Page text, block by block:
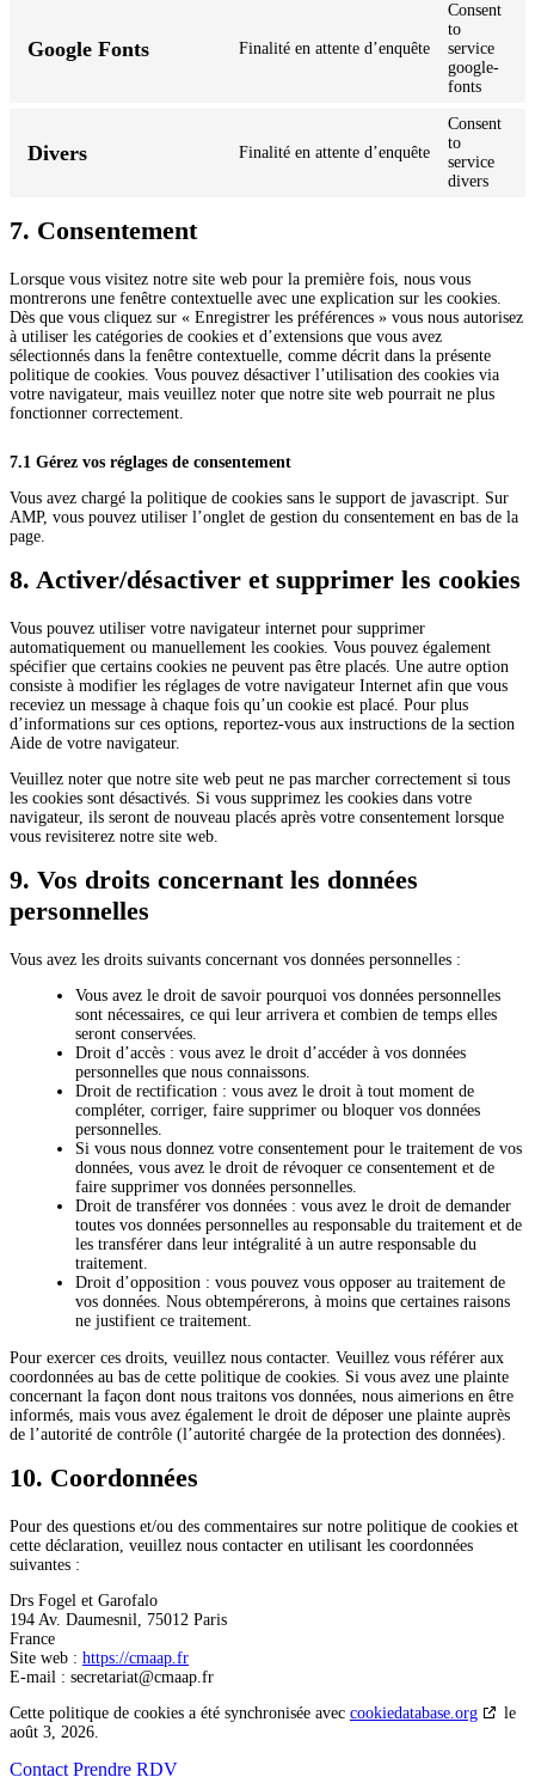
Google Fonts Finalité en attente d’enquête
Consent
to
service
google-
fonts
Divers Finalité en attente d’enquête
Consent
to
service
divers
7. Consentement
Lorsque vous visitez notre site web pour la première fois, nous vous
montrerons une fenêtre contextuelle avec une explication sur les cookies.
Dès que vous cliquez sur « Enregistrer les préférences » vous nous autorisez
à utiliser les catégories de cookies et d’extensions que vous avez
sélectionnés dans la fenêtre contextuelle, comme décrit dans la présente
politique de cookies. Vous pouvez désactiver l’utilisation des cookies via
votre navigateur, mais veuillez noter que notre site web pourrait ne plus
fonctionner correctement.
7.1 Gérez vos réglages de consentement
Vous avez chargé la politique de cookies sans le support de javascript. Sur
AMP, vous pouvez utiliser l’onglet de gestion du consentement en bas de la
page.
8. Activer/désactiver et supprimer les cookies
Vous pouvez utiliser votre navigateur internet pour supprimer
automatiquement ou manuellement les cookies. Vous pouvez également
spécifier que certains cookies ne peuvent pas être placés. Une autre option
consiste à modifier les réglages de votre navigateur Internet afin que vous
receviez un message à chaque fois qu’un cookie est placé. Pour plus
d’informations sur ces options, reportez-vous aux instructions de la section
Aide de votre navigateur.
Veuillez noter que notre site web peut ne pas marcher correctement si tous
les cookies sont désactivés. Si vous supprimez les cookies dans votre
navigateur, ils seront de nouveau placés après votre consentement lorsque
vous revisiterez notre site web.
9. Vos droits concernant les données
personnelles
Vous avez les droits suivants concernant vos données personnelles :
Vous avez le droit de savoir pourquoi vos données personnelles
sont nécessaires, ce qui leur arrivera et combien de temps elles
seront conservées.
Droit d’accès : vous avez le droit d’accéder à vos données
personnelles que nous connaissons.
Droit de rectification : vous avez le droit à tout moment de
compléter, corriger, faire supprimer ou bloquer vos données
personnelles.
Si vous nous donnez votre consentement pour le traitement de vos
données, vous avez le droit de révoquer ce consentement et de
faire supprimer vos données personnelles.
Droit de transférer vos données : vous avez le droit de demander
toutes vos données personnelles au responsable du traitement et de
les transférer dans leur intégralité à un autre responsable du
traitement.
Droit d’opposition : vous pouvez vous opposer au traitement de
vos données. Nous obtempérerons, à moins que certaines raisons
ne justifient ce traitement.
Pour exercer ces droits, veuillez nous contacter. Veuillez vous référer aux
coordonnées au bas de cette politique de cookies. Si vous avez une plainte
concernant la façon dont nous traitons vos données, nous aimerions en être
informés, mais vous avez également le droit de déposer une plainte auprès
de l’autorité de contrôle (l’autorité chargée de la protection des données).
10. Coordonnées
Pour des questions et/ou des commentaires sur notre politique de cookies et
cette déclaration, veuillez nous contacter en utilisant les coordonnées
suivantes :
Drs Fogel et Garofalo
194 Av. Daumesnil, 75012 Paris
France
Site web : https://cmaap.fr
E-mail : secretariat@cmaap.fr
Cette politique de cookies a été synchronisée avec cookiedatabase.org
le
août 3, 2026.
Contact Prendre RDV